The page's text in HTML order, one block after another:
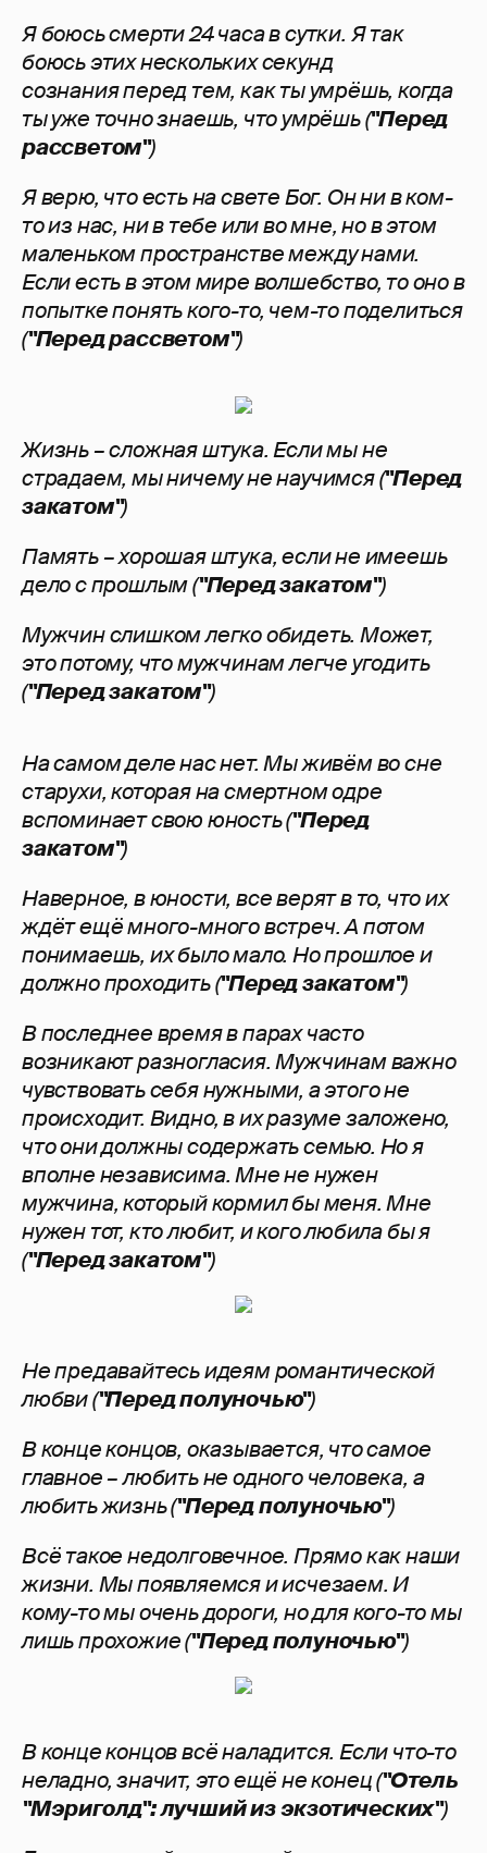
Я боюсь смерти 24 часа в сутки. Я так
боюсь этих нескольких секунд
сознания перед тем, как ты умрёшь, когда
ты уже точно знаешь, что умрёшь ("Перед
рассветом")
Я верю, что есть на свете Бог. Он ни в ком-
то из нас, ни в тебе или во мне, но в этом
маленьком пространстве между нами.
Если есть в этом мире волшебство, то оно в
попытке понять кого-то, чем-то поделиться
("Перед рассветом")
Жизнь – сложная штука. Если мы не
страдаем, мы ничему не научимся ("Перед
закатом")
Память – хорошая штука, если не имеешь
дело с прошлым ("Перед закатом")
Мужчин слишком легко обидеть. Может,
это потому, что мужчинам легче угодить
("Перед закатом")
На самом деле нас нет. Мы живём во сне
старухи, которая на смертном одре
вспоминает свою юность ("Перед
закатом")
Наверное, в юности, все верят в то, что их
ждёт ещё много-много встреч. А потом
понимаешь, их было мало. Но прошлое и
должно проходить ("Перед закатом")
В последнее время в парах часто
возникают разногласия. Мужчинам важно
чувствовать себя нужными, а этого не
происходит. Видно, в их разуме заложено,
что они должны содержать семью. Но я
вполне независима. Мне не нужен
мужчина, который кормил бы меня. Мне
нужен тот, кто любит, и кого любила бы я
("Перед закатом")
Не предавайтесь идеям романтической
любви ("Перед полуночью")
В конце концов, оказывается, что самое
главное – любить не одного человека, а
любить жизнь ("Перед полуночью")
Всё такое недолговечное. Прямо как наши
жизни. Мы появляемся и исчезаем. И
кому-то мы очень дороги, но для кого-то мы
лишь прохожие ("Перед полуночью")
В конце концов всё наладится. Если что-то
неладно, значит, это ещё не конец ("Отель
"Мэриголд": лучший из экзотических")